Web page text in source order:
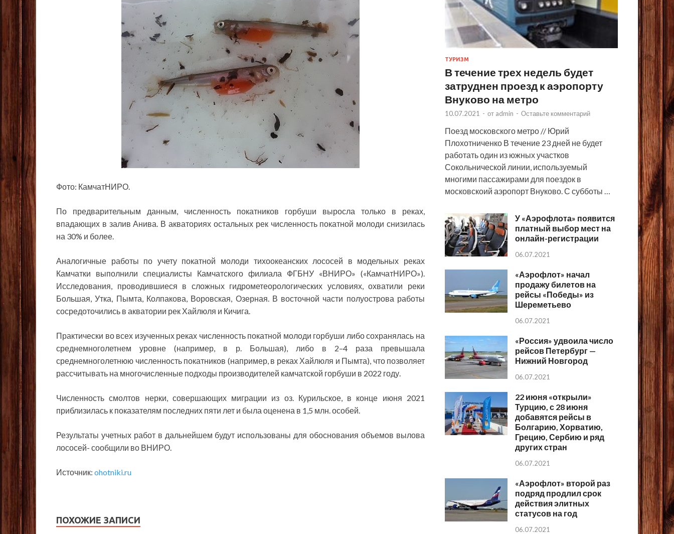
Фото: КамчатНИРО.
По предварительным данным, численность покатников горбуши выросла только в реках,
впадающих в залив Анива. В акваториях остальных рек численность покатной молоди снизилась
на 30% и более.
Аналогичные работы по учету покатной молоди тихоокеанских лососей в модельных реках
Камчатки выполнили специалисты Камчатского филиала ФГБНУ «ВНИРО» («КамчатНИРО»).
Исследования, проводившиеся в сложных гидрометеорологических условиях, охватили реки
Большая, Утка, Пымта, Колпакова, Воровская, Озерная. В восточной части полуострова работы
сосредоточились в акватории рек Хайлюля и Кичига.
Практически во всех изученных реках численность покатной молоди горбуши либо сохранялась на
среднемноголетнем уровне (например, в р. Большая), либо в 2–4 раза превышала
среднемноголетнюю численность покатников (например, в реках Хайлюля и Пымта), что позволяет
рассчитывать на многочисленные подходы производителей камчатской горбуши в 2022 году.
Численность смолтов нерки, совершающих миграции из оз. Курильское, в конце июня 2021
приблизилась к показателям последних пяти лет и была оценена в 1,5 млн. особей.
Результаты учетных работ в дальнейшем будут использованы для обоснования объемов вылова
лососей- сообщили во ВНИРО.
Источник: ohotniki.ru
ПОХОЖИЕ ЗАПИСИ
ТУРИЗМ
В течение трех недель будет
затруднен проезд к аэропорту
Внуково на метро
10.07.2021 - от admin - Оставьте комментарий
Поезд московского метро // Юрий
Плохотниченко В течение 23 дней не будет
работать один из южных участков
Сокольнической линии, используемый
многими пассажирами для поездок в
московскоий аэропорт Внуково. С субботы …
У «Аэрофлота» появится
платный выбор мест на
онлайн-регистрации
06.07.2021
«Аэрофлот» начал
продажу билетов на
рейсы «Победы» из
Шереметьево
06.07.2021
«Россия» удвоила число
рейсов Петербург —
Нижний Новгород
06.07.2021
22 июня «открыли»
Турцию, с 28 июня
добавятся рейсы в
Болгарию, Хорватию,
Грецию, Сербию и ряд
других стран
06.07.2021
«Аэрофлот» второй раз
подряд продлил срок
действия элитных
статусов на год
06.07.2021